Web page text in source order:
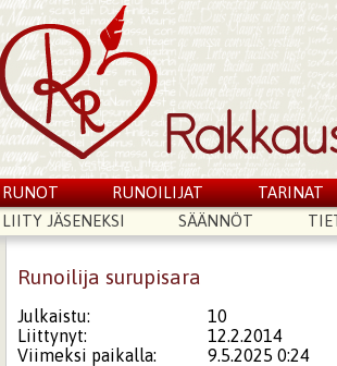
RUNOT RUNOILIJAT TARINAT
LIITY JÄSENEKSI
SÄÄNNÖT
Runoilija surupisara
Julkaistu:
10
Liittynyt:
12.2.2014
Viimeksi paikalla:
9.5.2025 0:24